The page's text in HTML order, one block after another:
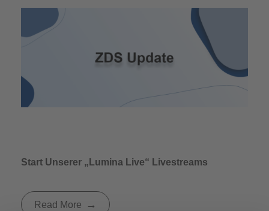
Start Unserer „Lumina Live“ Livestreams
Read More